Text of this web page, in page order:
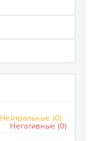
Нейтральные (0)
Негативные (0)